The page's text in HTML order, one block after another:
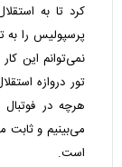
پرسپولیس را به
نمی‌توانم این
تور دروازه
هرچه در
می‌بینیم و ثابت
است.